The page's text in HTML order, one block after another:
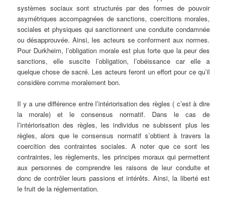
systèmes sociaux sont structurés par des formes de pouvoir
asymétriques accompagnées de sanctions, coercitions morales,
sociales et physiques qui sanctionnent une conduite condamnée
ou désapprouvée. Ainsi, les acteurs se conforment aux normes.
Pour Durkheim, l’obligation morale est plus forte que la peur des
sanctions, elle suscite l’obligation, l’obéissance car elle a
quelque chose de sacré. Les acteurs feront un effort pour ce qu’il
considère comme moralement bon.
Il y a une différence entre l’intériorisation des règles ( c’est à dire
la morale) et le consensus normatif. Dans le cas de
l’intériorisation des règles, les individus ne subissent plus les
règles, alors que le consensus normatif s’obtient à travers la
coercition des contraintes sociales. A noter que ce sont les
contraintes, les règlements, les principes moraux qui permettent
aux personnes de comprendre les raisons de leur conduite et
donc de contrôler leurs passions et intérêts. Ainsi, la liberté est
le fruit de la réglementation.